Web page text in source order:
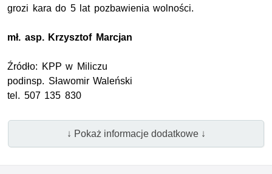
grozi kara do 5 lat pozbawienia wolności.
mł. asp.Krzysztof Marcjan
Źródło: KPP w Miliczu
podinsp. Sławomir Waleński
tel. 507 135 830
↓ Pokaż informacje dodatkowe ↓